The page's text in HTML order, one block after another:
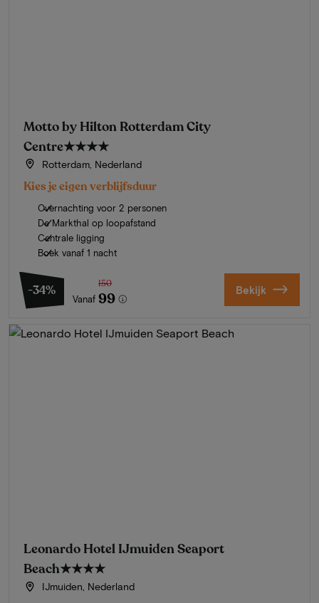
Motto by Hilton Rotterdam City
Centre★★★★
Rotterdam, Nederland
Kies je eigen verblijfsduur
Overnachting voor 2 personen
De Markthal op loopafstand
Centrale ligging
Boek vanaf 1 nacht
-34%
Vanaf
150
99 Bekijk
Leonardo Hotel IJmuiden Seaport
Beach★★★★
IJmuiden, Nederland